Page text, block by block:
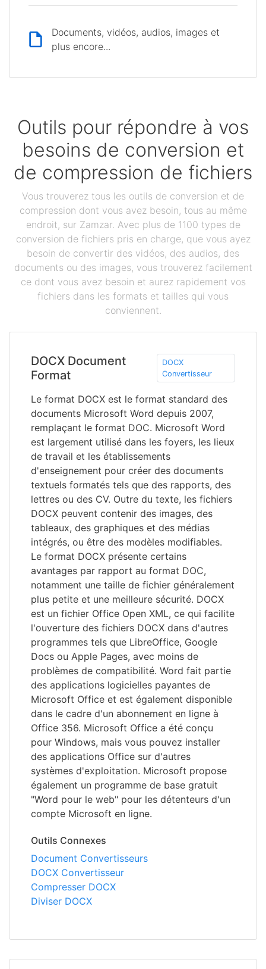
Documents, vidéos, audios, images et
plus encore...
Outils pour répondre à vos
besoins de conversion et
de compression de fichiers
Vous trouverez tous les outils de conversion et de
compression dont vous avez besoin, tous au même
endroit, sur Zamzar. Avec plus de 1100 types de
conversion de fichiers pris en charge, que vous ayez
besoin de convertir des vidéos, des audios, des
documents ou des images, vous trouverez facilement
ce dont vous avez besoin et aurez rapidement vos
fichiers dans les formats et tailles qui vous
conviennent.
DOCX Document
Format
DOCX
Convertisseur
Le format DOCX est le format standard des
documents Microsoft Word depuis 2007,
remplaçant le format DOC. Microsoft Word
est largement utilisé dans les foyers, les lieux
de travail et les établissements
d'enseignement pour créer des documents
textuels formatés tels que des rapports, des
lettres ou des CV. Outre du texte, les fichiers
DOCX peuvent contenir des images, des
tableaux, des graphiques et des médias
intégrés, ou être des modèles modifiables.
Le format DOCX présente certains
avantages par rapport au format DOC,
notamment une taille de fichier généralement
plus petite et une meilleure sécurité. DOCX
est un fichier Office Open XML, ce qui facilite
l'ouverture des fichiers DOCX dans d'autres
programmes tels que LibreOffice, Google
Docs ou Apple Pages, avec moins de
problèmes de compatibilité. Word fait partie
des applications logicielles payantes de
Microsoft Office et est également disponible
dans le cadre d'un abonnement en ligne à
Office 356. Microsoft Office a été conçu
pour Windows, mais vous pouvez installer
des applications Office sur d'autres
systèmes d'exploitation. Microsoft propose
également un programme de base gratuit
"Word pour le web" pour les détenteurs d'un
compte Microsoft en ligne.
Outils Connexes
Document Convertisseurs
DOCX Convertisseur
Compresser DOCX
Diviser DOCX